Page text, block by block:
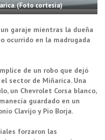
(Foto cortesía)
garaje mientras la dueña
ocurrido en la madrugada
de un robo que dejó
sector de Miñarica. Una
un Chevrolet Corsa blanco,
guardado en un
Clavijo y Pío Borja.
forzaron las